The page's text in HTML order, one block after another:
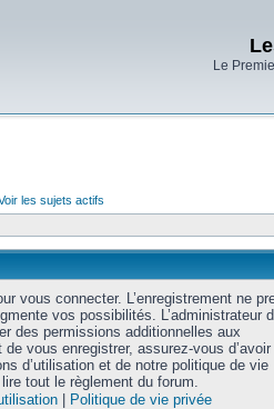
Le
les sujets actifs
vous connecter. L’enregistrement ne
vos possibilités. L’administrateur
des permissions additionnelles aux
vous enregistrer, assurez-vous
d’utilisation et de notre politique de vie
tout le règlement du forum.
Politique de vie privée